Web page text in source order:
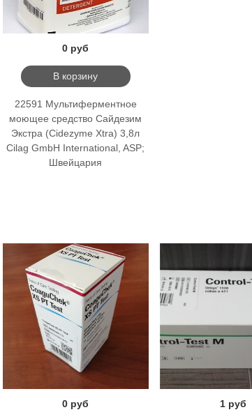
0 руб
В корзину
22591 Мультиферментное
моющее средство Сайдезим
Экстра (Cidezyme Xtra) 3,8л
Cilag GmbH International, ASP;
Швейцария
0 руб 1 руб